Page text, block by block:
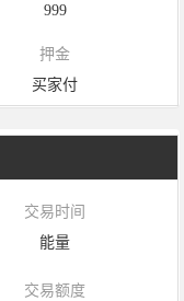
999
押金
买家付
交易时间
能量
交易额度